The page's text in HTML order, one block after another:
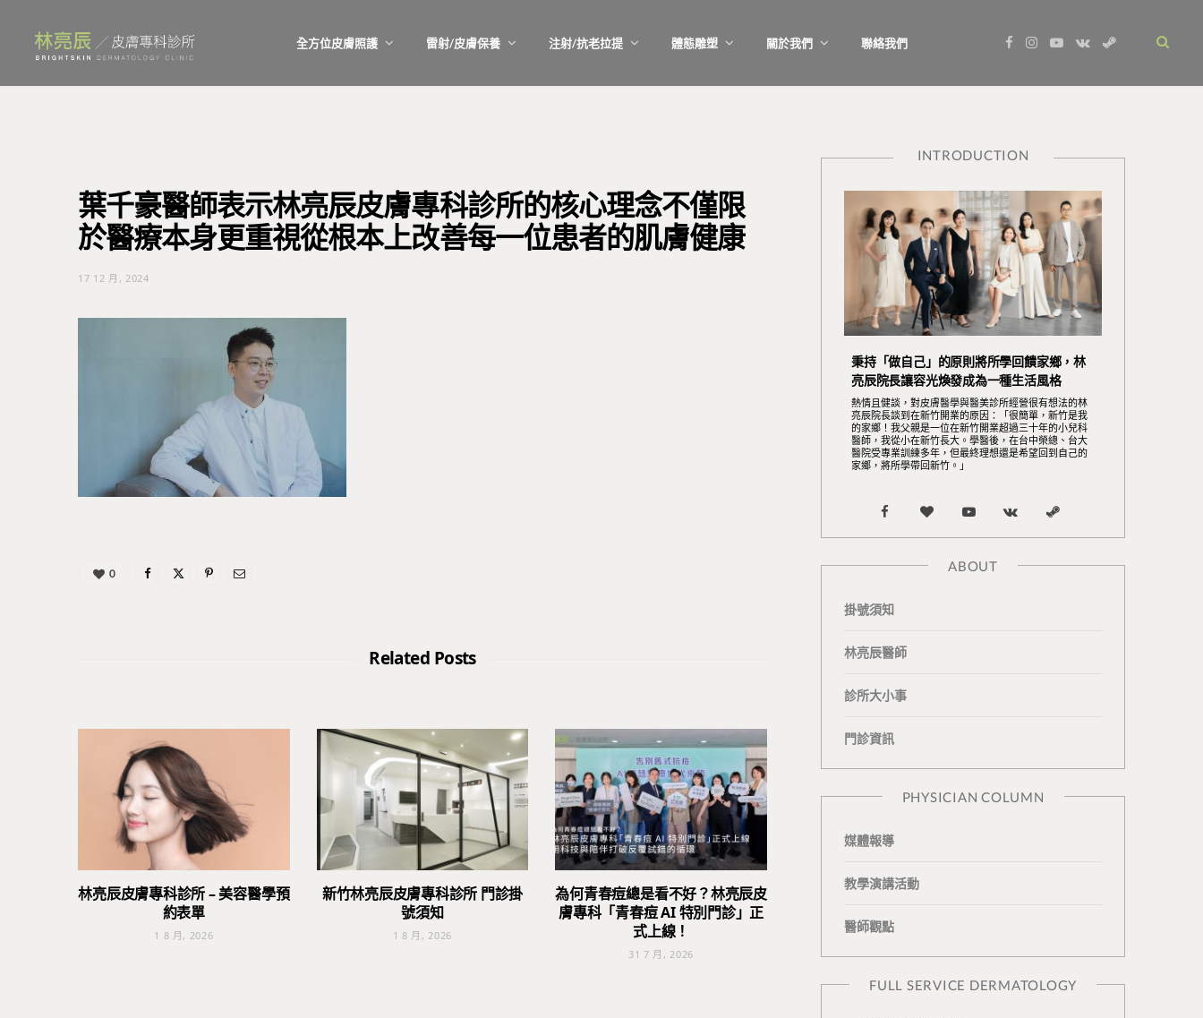
全方位皮膚照護 雷射/皮膚保養 注射/抗老拉提 體態雕塑 關於我們 聯絡我們
I
Y
V
S
葉千豪醫師表示林亮辰皮膚專科診所的核心理念不僅限
於醫療本身更重視從根本上改善每一位患者的肌膚健康
17 12 月, 2024
0
Related Posts
林亮辰皮膚專科診所 – 美容醫學預
約表單
1 8 月, 2026
新竹林亮辰皮膚專科診所 門診掛
號須知
1 8 月, 2026
為何青春痘總是看不好？林亮辰皮
膚專科「青春痘 AI 特別門診」正
式上線！
31 7 月, 2026
INTRODUCTION
秉持「做自己」的原則將所學回饋家鄉，林
亮辰院長讓容光煥發成為一種生活風格
熱情且健談，對皮膚醫學與醫美診所經營很有想法的林
亮辰院長談到在新竹開業的原因：「很簡單，新竹是我
的家鄉！我父親是一位在新竹開業超過三十年的小兒科
醫師，我從小在新竹長大。學醫後，在台中榮總、台大
醫院受專業訓練多年，但最終理想還是希望回到自己的
家鄉，將所學帶回新竹。」
F
a
e
b
k
B
l
n
Y
o
u
V
K
e
S
t
ABOUT
掛號須知
林亮辰醫師
診所大小事
門診資訊
PHYSICIAN COLUMN
媒體報導
教學演講活動
醫師觀點
FULL SERVICE DERMATOLOGY